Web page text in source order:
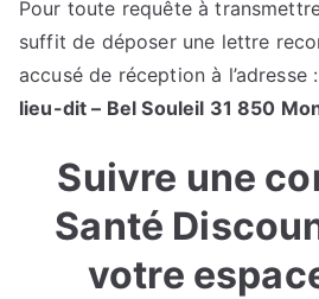
Pour toute requête à
suffit de déposer une lettre
accusé de réception à l’adresse
lieu-dit – Bel Souleil 31 850
Suivre une
Santé
votre